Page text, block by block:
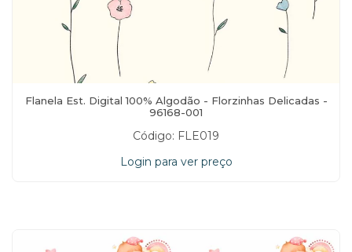
Flanela Est. Digital 100% Algodão - Florzinhas Delicadas -
96168-001
Código: FLE019
Login para ver preço